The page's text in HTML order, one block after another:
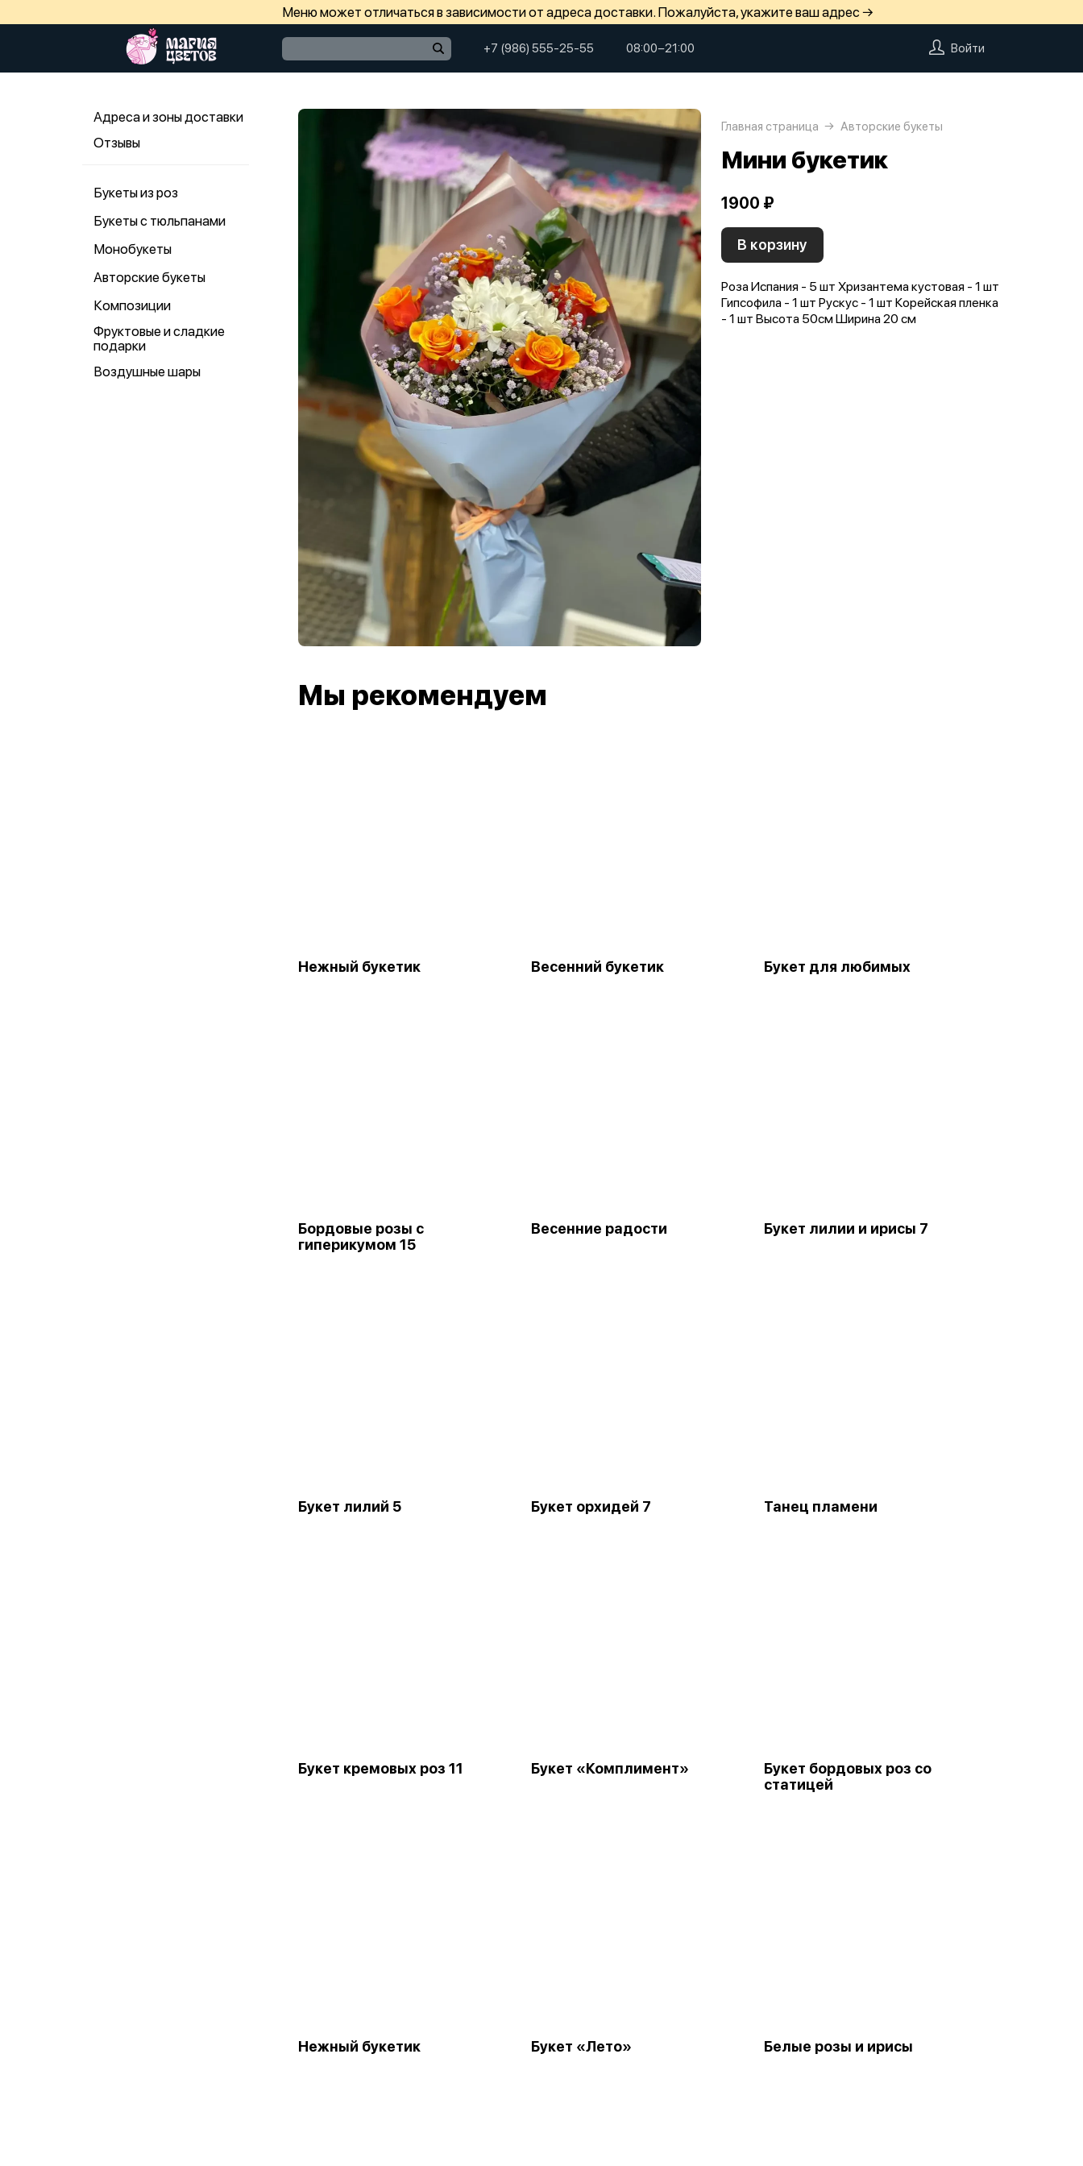
Меню может отличаться в зависимости от адреса доставки. Пожалуйста, укажите ваш адрес →
+7 (986) 555-25-55 08:00−21:00 Войти
Адреса и зоны доставки
Отзывы
Букеты из роз
Букеты с тюльпанами
Монобукеты
Авторские букеты
Композиции
Фруктовые и сладкие
подарки
Воздушные шары
Главная страница Авторские букеты
Мини букетик
1900 ₽
В корзину
Роза Испания - 5 шт Хризантема кустовая - 1 шт
Гипсофила - 1 шт Рускус - 1 шт Корейская пленка
- 1 шт Высота 50см Ширина 20 см
Мы рекомендуем
Нежный букетик Весенний букетик Букет для любимых
Бордовые розы с
гиперикумом 15
Весенние радости Букет лилии и ирисы 7
Букет лилий 5 Букет орхидей 7 Танец пламени
Букет кремовых роз 11 Букет «Комплимент»
Букет бордовых роз со
статицей
Нежный букетик Букет «Лето» Белые розы и ирисы